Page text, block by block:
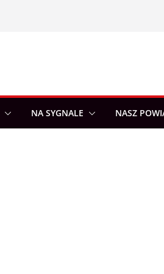
NA SYGNALE NASZ